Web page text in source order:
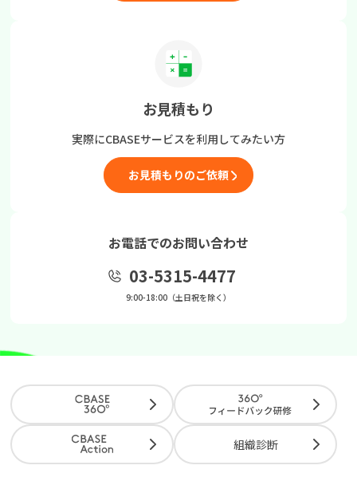
お見積もり
実際にCBASEサービスを利用してみたい方
お見積もりのご依頼
お電話でのお問い合わせ
03-5315-4477
9:00-18:00（土日祝を除く）
組織診断